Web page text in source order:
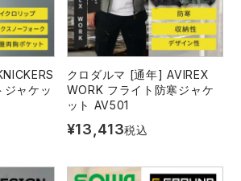
・空調服
ートウェア
加工対象商品
グ
加工対象商品
自重堂
セロリー 大阪支店
サンエス
ジャケッ
クロダルマ [通年] AVIREX
WORK フライト防寒ジャケ
ット AV501
¥13,413税込